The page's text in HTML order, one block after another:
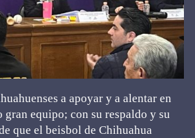
a apoyar y a alentar en
gran equipo; con su respaldo y su
que el beisbol de Chihuahua